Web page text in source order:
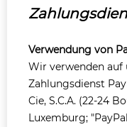
Verwendung von
Wir verwenden auf
Zahlungsdienst
Cie, S.C.A. (22-24
Luxemburg;